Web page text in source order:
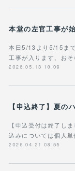
本堂の左官工事が
本日5/13より5/15ま
工事が入ります。お
2026.05.13 10:09
【申込受付は終了し
込みについては個人
2026.04.21 08:55